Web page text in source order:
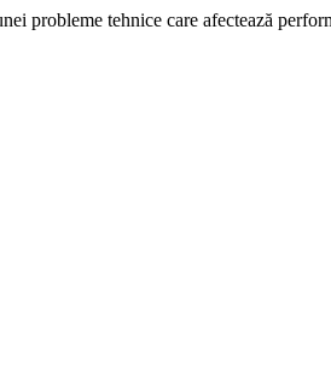
probleme tehnice care afectează